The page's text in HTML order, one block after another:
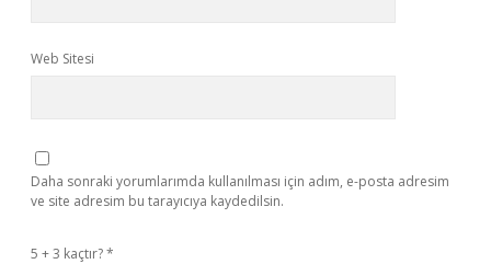
Web Sitesi
Daha sonraki yorumlarımda kullanılması için adım, e-posta adresim
ve site adresim bu tarayıcıya kaydedilsin.
5 + 3 kaçtır?*